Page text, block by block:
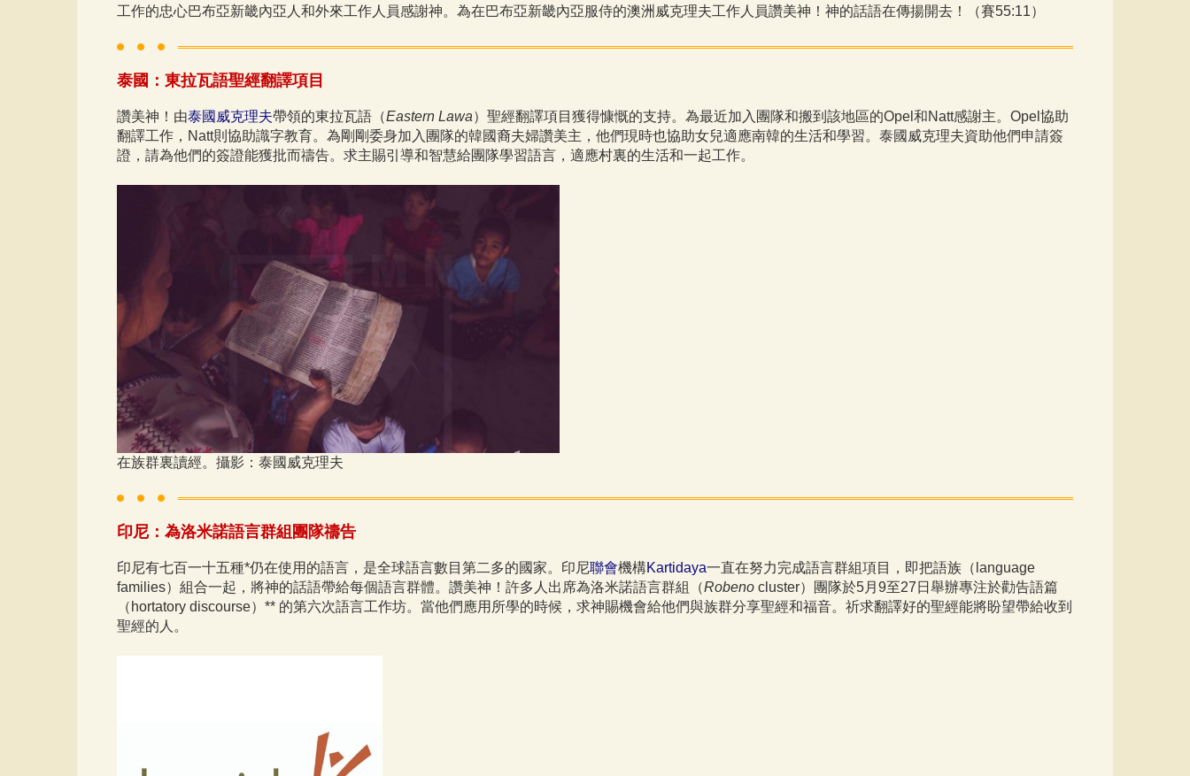
工作的忠心巴布亞新畿內亞人和外來工作人員感謝神。為在巴布亞新畿內亞服侍的澳洲威克理夫工作人員讚美神！神的話語在傳揚開去！（賽55:11）
泰國：東拉瓦語聖經翻譯項目
讚美神！由泰國威克理夫帶領的東拉瓦語（Eastern Lawa）聖經翻譯項目獲得慷慨的支持。為最近加入團隊和搬到該地區的Opel和Natt感謝主。Opel協助
翻譯工作，Natt則協助識字教育。為剛剛委身加入團隊的韓國裔夫婦讚美主，他們現時也協助女兒適應南韓的生活和學習。泰國威克理夫資助他們申請簽
證，請為他們的簽證能獲批而禱告。求主賜引導和智慧給團隊學習語言，適應村裏的生活和一起工作。
在族群裏讀經。攝影：泰國威克理夫
​印尼：為洛米諾語言群組團隊禱告
印尼有七百一十五種*仍在使用的語言，是全球語言數目第二多的國家。印尼聯會機構Kartidaya一直在努力完成語言群組項目，即把語族（language
families）組合一起，將神的話語帶給每個語言群體。讚美神！許多人出席為洛米諾語言群組（Robeno cluster）團隊於5月9至27日舉辦專注於勸告語篇
（hortatory discourse）** 的第六次語言工作坊。當他們應用所學的時候，求神賜機會給他們與族群分享聖經和福音。祈求翻譯好的聖經能將盼望帶給收到
聖經的人。